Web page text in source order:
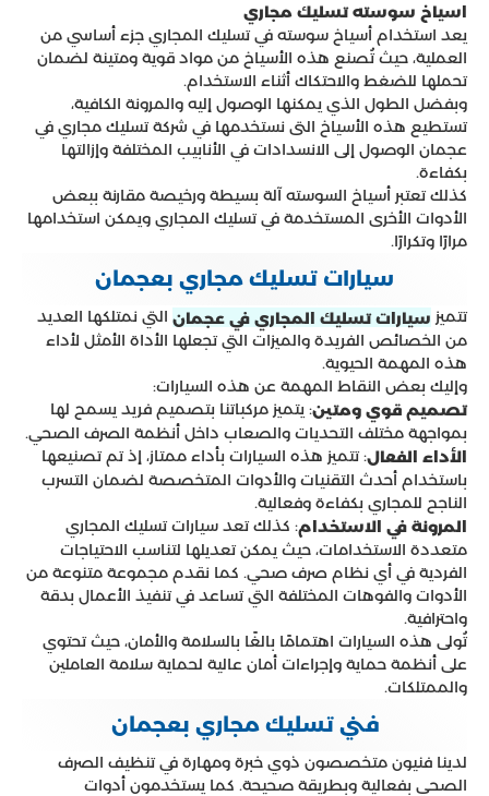
اسياخ سوسته تسليك مجاري
يعد استخدام أسياخ سوسته في تسليك المجاري جزء أساسي من
العملية، حيث تُصنع هذه الأسياخ من مواد قوية ومتينة لضمان
تحملها للضغط والاحتكاك أثناء الاستخدام.
وبفضل الطول الذي يمكنها الوصول إليه والمرونة الكافية،
تستطيع هذه الأسياخ التى نستخدمها في شركة تسليك مجاري في
عجمان الوصول إلى الانسدادات في الأنابيب المختلفة وإزالتها
بكفاءة.
كذلك تعتبر أسياخ السوسته آلة بسيطة ورخيصة مقارنة ببعض
الأدوات الأخرى المستخدمة في تسليك المجاري ويمكن استخدامها
مرارًا وتكرارًا.
سيارات تسليك مجاري بعجمان
تتميز سيارات تسليك المجاري في عجمان التي نمتلكها العديد
من الخصائص الفريدة والميزات التي تجعلها الأداة الأمثل لأداء
هذه المهمة الحيوية.
وإليك بعض النقاط المهمة عن هذه السيارات:
تصميم قوي ومتين: يتميز مركباتنا بتصميم فريد يسمح لها
بمواجهة مختلف التحديات والصعاب داخل أنظمة الصرف الصحي.
الأداء الفعال: تتميز هذه السيارات بأداء ممتاز، إذ تم تصنيعها
باستخدام أحدث التقنيات والأدوات المتخصصة لضمان التسرب
الناجح للمجاري بكفاءة وفعالية.
المرونة في الاستخدام: كذلك تعد سيارات تسليك المجاري
متعددة الاستخدامات، حيث يمكن تعديلها لتناسب الاحتياجات
الفردية في أي نظام صرف صحي. كما نقدم مجموعة متنوعة من
الأدوات والفوهات المختلفة التي تساعد في تنفيذ الأعمال بدقة
واحترافية.
تُولى هذه السيارات اهتمامًا بالغًا بالسلامة والأمان، حيث تحتوي
على أنظمة حماية وإجراءات أمان عالية لحماية سلامة العاملين
والممتلكات.
فني تسليك مجاري بعجمان
لدينا فنيون متخصصون ذوي خبرة ومهارة في تنظيف الصرف
الصحي بفعالية وبطريقة صحيحة. كما يستخدمون أدوات